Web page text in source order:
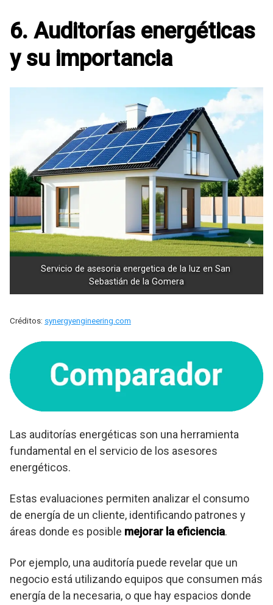
6. Auditorías energéticas
y su importancia
Servicio de asesoria energetica de la luz en San
Sebastián de la Gomera
Créditos: synergyengineering.com
Las auditorías energéticas son una herramienta
fundamental en el servicio de los asesores
energéticos.
Estas evaluaciones permiten analizar el consumo
de energía de un cliente, identificando patrones y
áreas donde es posible mejorar la eficiencia.
Por ejemplo, una auditoría puede revelar que un
negocio está utilizando equipos que consumen más
energía de la necesaria, o que hay espacios donde